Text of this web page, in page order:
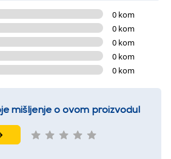
0 kom
0 kom
0 kom
0 kom
0 kom
mišljenje o ovom proizvodu!